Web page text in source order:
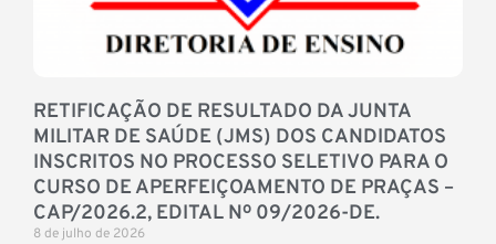
RETIFICAÇÃO DE RESULTADO DA JUNTA
MILITAR DE SAÚDE (JMS) DOS CANDIDATOS
INSCRITOS NO PROCESSO SELETIVO PARA O
CURSO DE APERFEIÇOAMENTO DE PRAÇAS –
CAP/2026.2, EDITAL Nº 09/2026-DE.
8 de julho de 2026